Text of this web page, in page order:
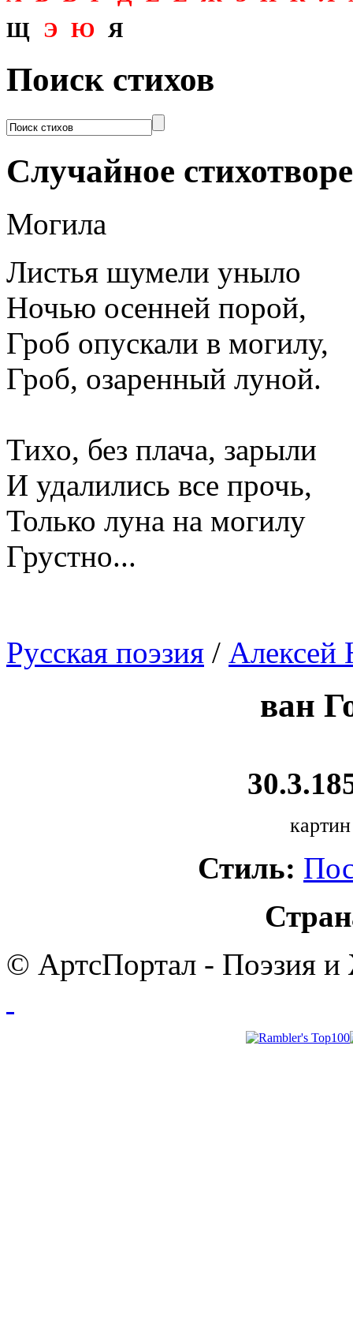
Щ Э Ю Я
Поиск стихов
Случайное
Могила
Листья шумели уныло
Ночью осенней порой,
Гроб опускали в могилу,
Гроб, озаренный луной.
Тихо, без плача, зарыли
И удалились все прочь,
Только луна на могилу
Грустно...
Русская поэзия / Алексей
ван
Стиль:
© АртсПортал - Поэзия